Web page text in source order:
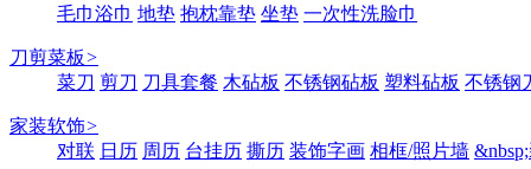
毛巾浴巾 地垫 抱枕靠垫 坐垫 一次性洗脸巾
刀剪菜板>
菜刀 剪刀 刀具套餐 木砧板 不锈钢砧板 塑料砧板 不锈钢
家装软饰>
对联 日历 周历 台挂历 撕历 装饰字画 相框/照片墙